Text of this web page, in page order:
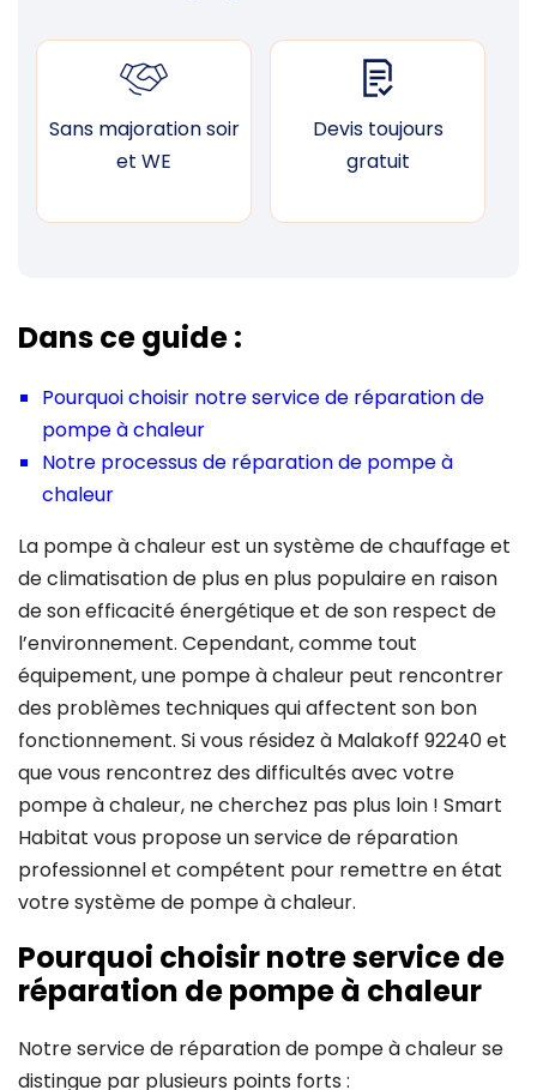
Sans majoration soir
et WE
Devis toujours
gratuit
Dans ce guide :
Pourquoi choisir notre service de réparation de
pompe à chaleur
Notre processus de réparation de pompe à
chaleur
La pompe à chaleur est un système de chauffage et
de climatisation de plus en plus populaire en raison
de son efficacité énergétique et de son respect de
l’environnement. Cependant, comme tout
équipement, une pompe à chaleur peut rencontrer
des problèmes techniques qui affectent son bon
fonctionnement. Si vous résidez à Malakoff 92240 et
que vous rencontrez des difficultés avec votre
pompe à chaleur, ne cherchez pas plus loin ! Smart
Habitat vous propose un service de réparation
professionnel et compétent pour remettre en état
votre système de pompe à chaleur.
Pourquoi choisir notre service de
réparation de pompe à chaleur
Notre service de réparation de pompe à chaleur se
distingue par plusieurs points forts :